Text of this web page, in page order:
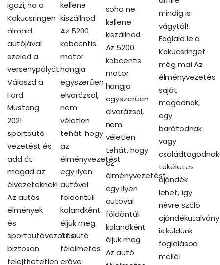
igazi, ha a
Kakucsringen
álmaid
autójával
szeled a
versenypályát.
Válaszd a
Ford
Mustang
2021
sportautó
vezetést és
add át
magad az
élvezeteknek!
Az autós
élmények
és
sportautóvezetés
biztosan
felejthetetlen
kellene
kiszállnod.
Az 5200
köbcentis
motor
hangja
egyszerűen
elvarázsol,
nem
véletlen
tehát, hogy
az
élményvezetést
egy ilyen
autóval
földöntúli
kalandként
éljük meg.
Az autó
félelmetes
erővel
soha ne
kellene
kiszállnod.
Az 5200
köbcentis
motor
hangja
egyszerűen
elvarázsol,
nem
véletlen
tehát, hogy
az
élményvezetést
egy ilyen
autóval
földöntúli
kalandként
éljük meg.
Az autó
mindig is
vágytál!
Foglald le a
Kakucsringet
még ma! Az
élményvezetés
saját
magadnak,
egy
barátodnak
vagy
családtagodnak
tökéletes
ajándék
lehet, így
névre szóló
is küldünk
foglalásod
mellé!